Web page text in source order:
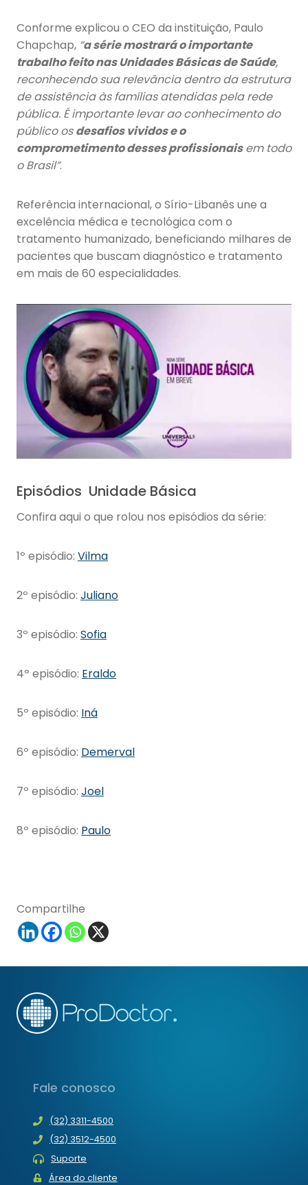
Conforme explicou o CEO da instituição, Paulo
Chapchap, “a série mostrará o importante
trabalho feito nas Unidades Básicas de Saúde,
reconhecendo sua relevância dentro da estrutura
de assistência às famílias atendidas pela rede
pública. É importante levar ao conhecimento do
público osdesafios vividos e o
comprometimento desses profissionaisem todo
o Brasil”.
Referência internacional, o Sírio-Libanês une a
excelência médica e tecnológica com o
tratamento humanizado, beneficiando milhares de
pacientes que buscam diagnóstico e tratamento
em mais de 60 especialidades.
Episódios Unidade Básica
Confira aqui o que rolou nos episódios da série:
1º episódio: Vilma
2º episódio: Juliano
3º episódio: Sofia
4º episódio: Eraldo
5º episódio: Iná
6º episódio: Demerval
7º episódio: Joel
8º episódio: Paulo
Compartilhe
Fale conosco
(32) 3311-4500
(32) 3512-4500
Suporte
Área do cliente